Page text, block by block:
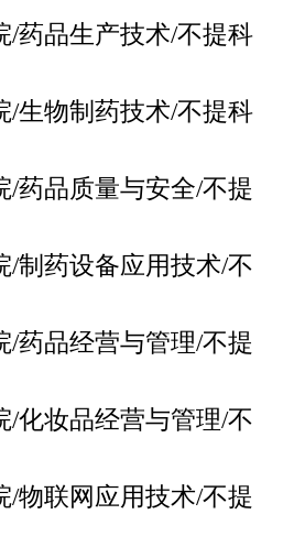
/药品生产技术/不提科
/生物制药技术/不提科
/药品质量与安全/不提
/制药设备应用技术/不
/药品经营与管理/不提
/化妆品经营与管理/不
/物联网应用技术/不提